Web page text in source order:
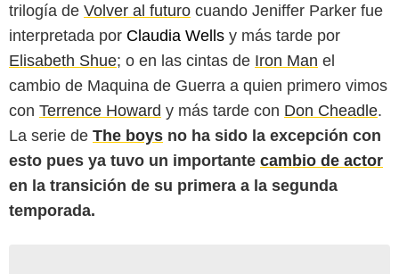
trilogía de Volver al futuro cuando Jeniffer Parker fue
interpretada por Claudia Wells y más tarde por
Elisabeth Shue; o en las cintas de Iron Man el
cambio de Maquina de Guerra a quien primero vimos
con Terrence Howard y más tarde con Don Cheadle.
La serie de The boys no ha sido la excepción con
esto pues ya tuvo un importante cambio de actor
en la transición de su primera a la segunda
temporada.